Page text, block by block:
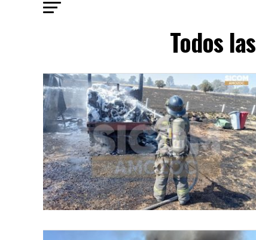
Todos